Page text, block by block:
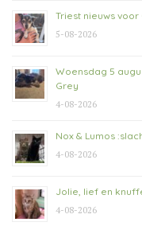
Triest nieuws voor
5-08-2026
Woensdag 5
Grey
4-08-2026
Nox & Lumos
4-08-2026
Jolie, lief en
4-08-2026